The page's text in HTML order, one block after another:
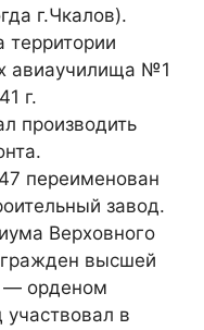
г.Чкалов).
территории
авиаучилища №1
г.
производить
переименован
завод.
Верховного
высшей
— орденом
в